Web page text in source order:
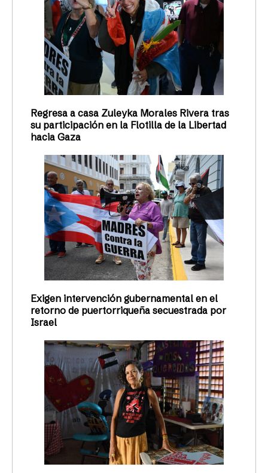
Regresa a casa Zuleyka Morales Rivera tras
su participación en la Flotilla de la Libertad
hacia Gaza
Exigen intervención gubernamental en el
retorno de puertorriqueña secuestrada por
Israel